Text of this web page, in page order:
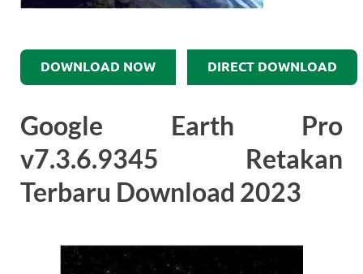
DOWNLOAD NOW DIRECT DOWNLOAD
Google Earth Pro
v7.3.6.9345 Retakan
Terbaru Download 2023